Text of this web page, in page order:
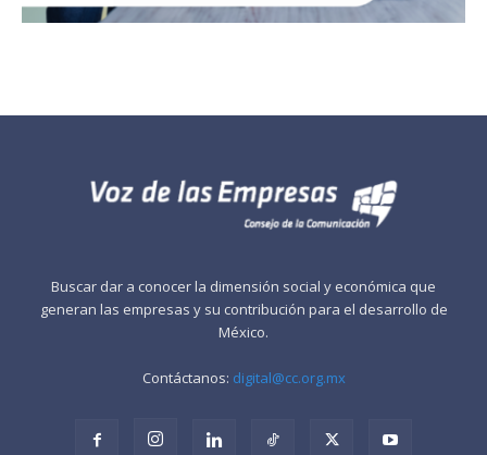
Buscar dar a conocer la dimensión social y económica que
generan las empresas y su contribución para el desarrollo de
México.
Contáctanos: digital@cc.org.mx